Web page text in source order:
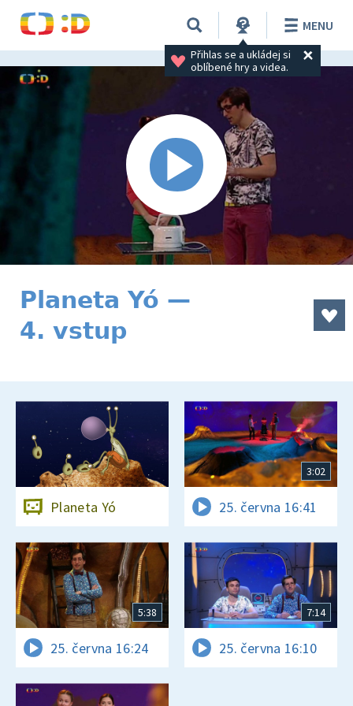
Přihlas se a ukládej si
oblíbené hry a videa.
MENU
Planeta Yó —
4. vstup
Planeta Yó
3:02
25. června 16:41
5:38
25. června 16:24
7:14
25. června 16:10